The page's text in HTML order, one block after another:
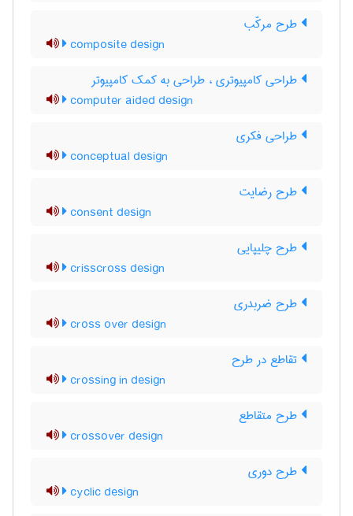
طرح مرکّب
composite design
طراحی کامپیوتری ، طراحی به کمک کامپیوتر
computer aided design
طراحی فکری
conceptual design
طرح رضایت
consent design
طرح چلیپایی
crisscross design
طرح ضربدری
cross over design
تقاطع در طرح
crossing in design
طرح متقاطع
crossover design
طرح دوری
cyclic design